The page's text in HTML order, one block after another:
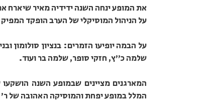
את המופע ינחה השנה ידידיה מאיר שיארח
על הניהול המוסיקלי של הערב הופקד המפיק
על הבמה יופיעו הזמרים: בנציון סולומון
שלמה כ"ץ, חזקי סופר, שלמה בר ועוד.
המארגנים מציינים שבמופע השנה
המלל במופע יפחת והמוסיקה האהובה של